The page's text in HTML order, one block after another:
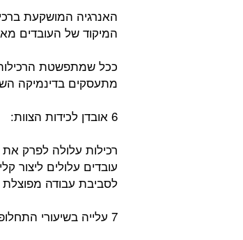
האנרגיה המושקעת
המיקוד של העובדים
ככל שמתפשטת
מתעסקים בדינמיקה
6 אובדן לכידות הצוות:
רכילות עלולה לפרק את
עובדים עלולים ליצור
לסביבת עבודה מפוצלת
7 עלייה בשיעורי התחלופה: